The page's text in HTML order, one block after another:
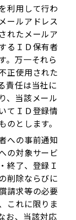
利用して行わ
ールアドレス
れたメールア
るＩＤ保有者
。万一それら
正使用された
責任は当社に
、当該メール
てＩＤ登録情
とします。
への事前通知
の対象サービ
終了、登録Ｉ
削除ならびに
請求等の必要
これに限りま
お、当該対応